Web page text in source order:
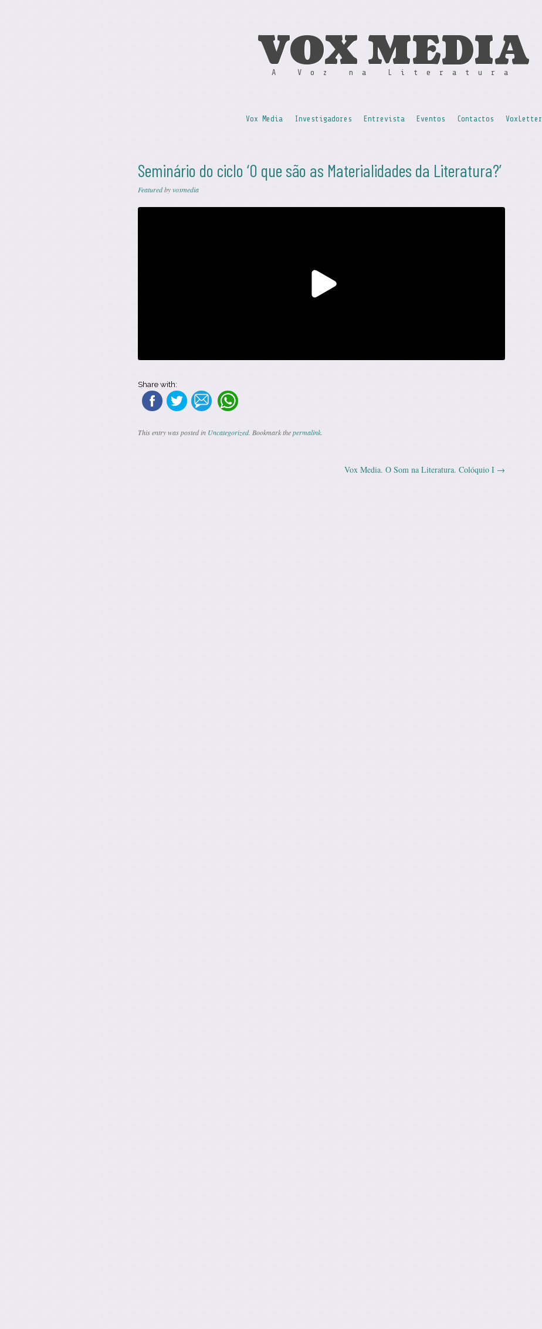
VOX MEDIA
A Voz na Literatura
Vox Media Investigadores Entrevista Eventos Contactos VoxLetter
Seminário do ciclo ‘O que são as Materialidades da Literatura?’
Featuredbyvoxmedia
Share with:
This entry was posted in Uncategorized. Bookmark thepermalink.
Vox Media. O Som na Literatura. Colóquio I →